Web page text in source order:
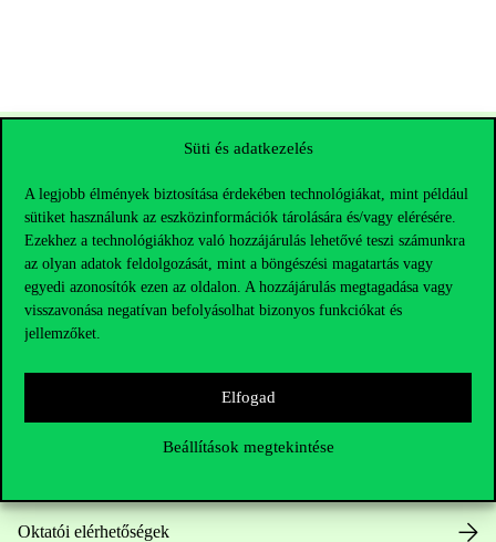
Süti és adatkezelés
A legjobb élmények biztosítása érdekében technológiákat, mint például
sütiket használunk az eszközinformációk tárolására és/vagy elérésére.
Ezekhez a technológiákhoz való hozzájárulás lehetővé teszi számunkra
az olyan adatok feldolgozását, mint a böngészési magatartás vagy
egyedi azonosítók ezen az oldalon. A hozzájárulás megtagadása vagy
visszavonása negatívan befolyásolhat bizonyos funkciókat és
jellemzőket.
Elfogad
Beállítások megtekintése
Elérhetőségek
Telefonszám:+36 1 482 5000
Oktatói elérhetőségek